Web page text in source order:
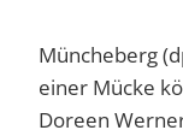
Müncheberg
einer Mücke
Doreen